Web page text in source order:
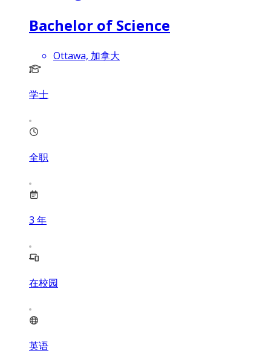
Bachelor of Science
Ottawa, 加拿大
学士
全职
3 年
在校园
英语